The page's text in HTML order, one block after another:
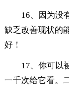
16、因为没有
缺乏改善现状的
好！
17、你可以被
一千次给它看。